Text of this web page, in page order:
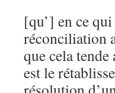
[qu’] en ce
réconciliation
que cela
est le